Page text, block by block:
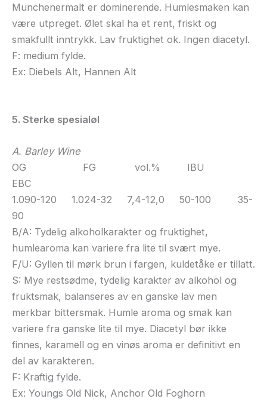
Munchenermalt er dominerende. Humlesmaken kan
være utpreget. Ølet skal ha et rent, friskt og
smakfullt inntrykk. Lav fruktighet ok. Ingen diacetyl.
F: medium fylde.
Ex: Diebels Alt, Hannen Alt
5. Sterke spesialøl
A. Barley Wine
OG FG vol.% IBU
EBC
1.090-120 1.024-32 7,4-12,0 50-100 35-
90
B/A: Tydelig alkoholkarakter og fruktighet,
humlearoma kan variere fra lite til svært mye.
F/U: Gyllen til mørk brun i fargen, kuldetåke er tillatt.
S: Mye restsødme, tydelig karakter av alkohol og
fruktsmak, balanseres av en ganske lav men
merkbar bittersmak. Humle aroma og smak kan
variere fra ganske lite til mye. Diacetyl bør ikke
finnes, karamell og en vinøs aroma er definitivt en
del av karakteren.
F: Kraftig fylde.
Ex: Youngs Old Nick, Anchor Old Foghorn